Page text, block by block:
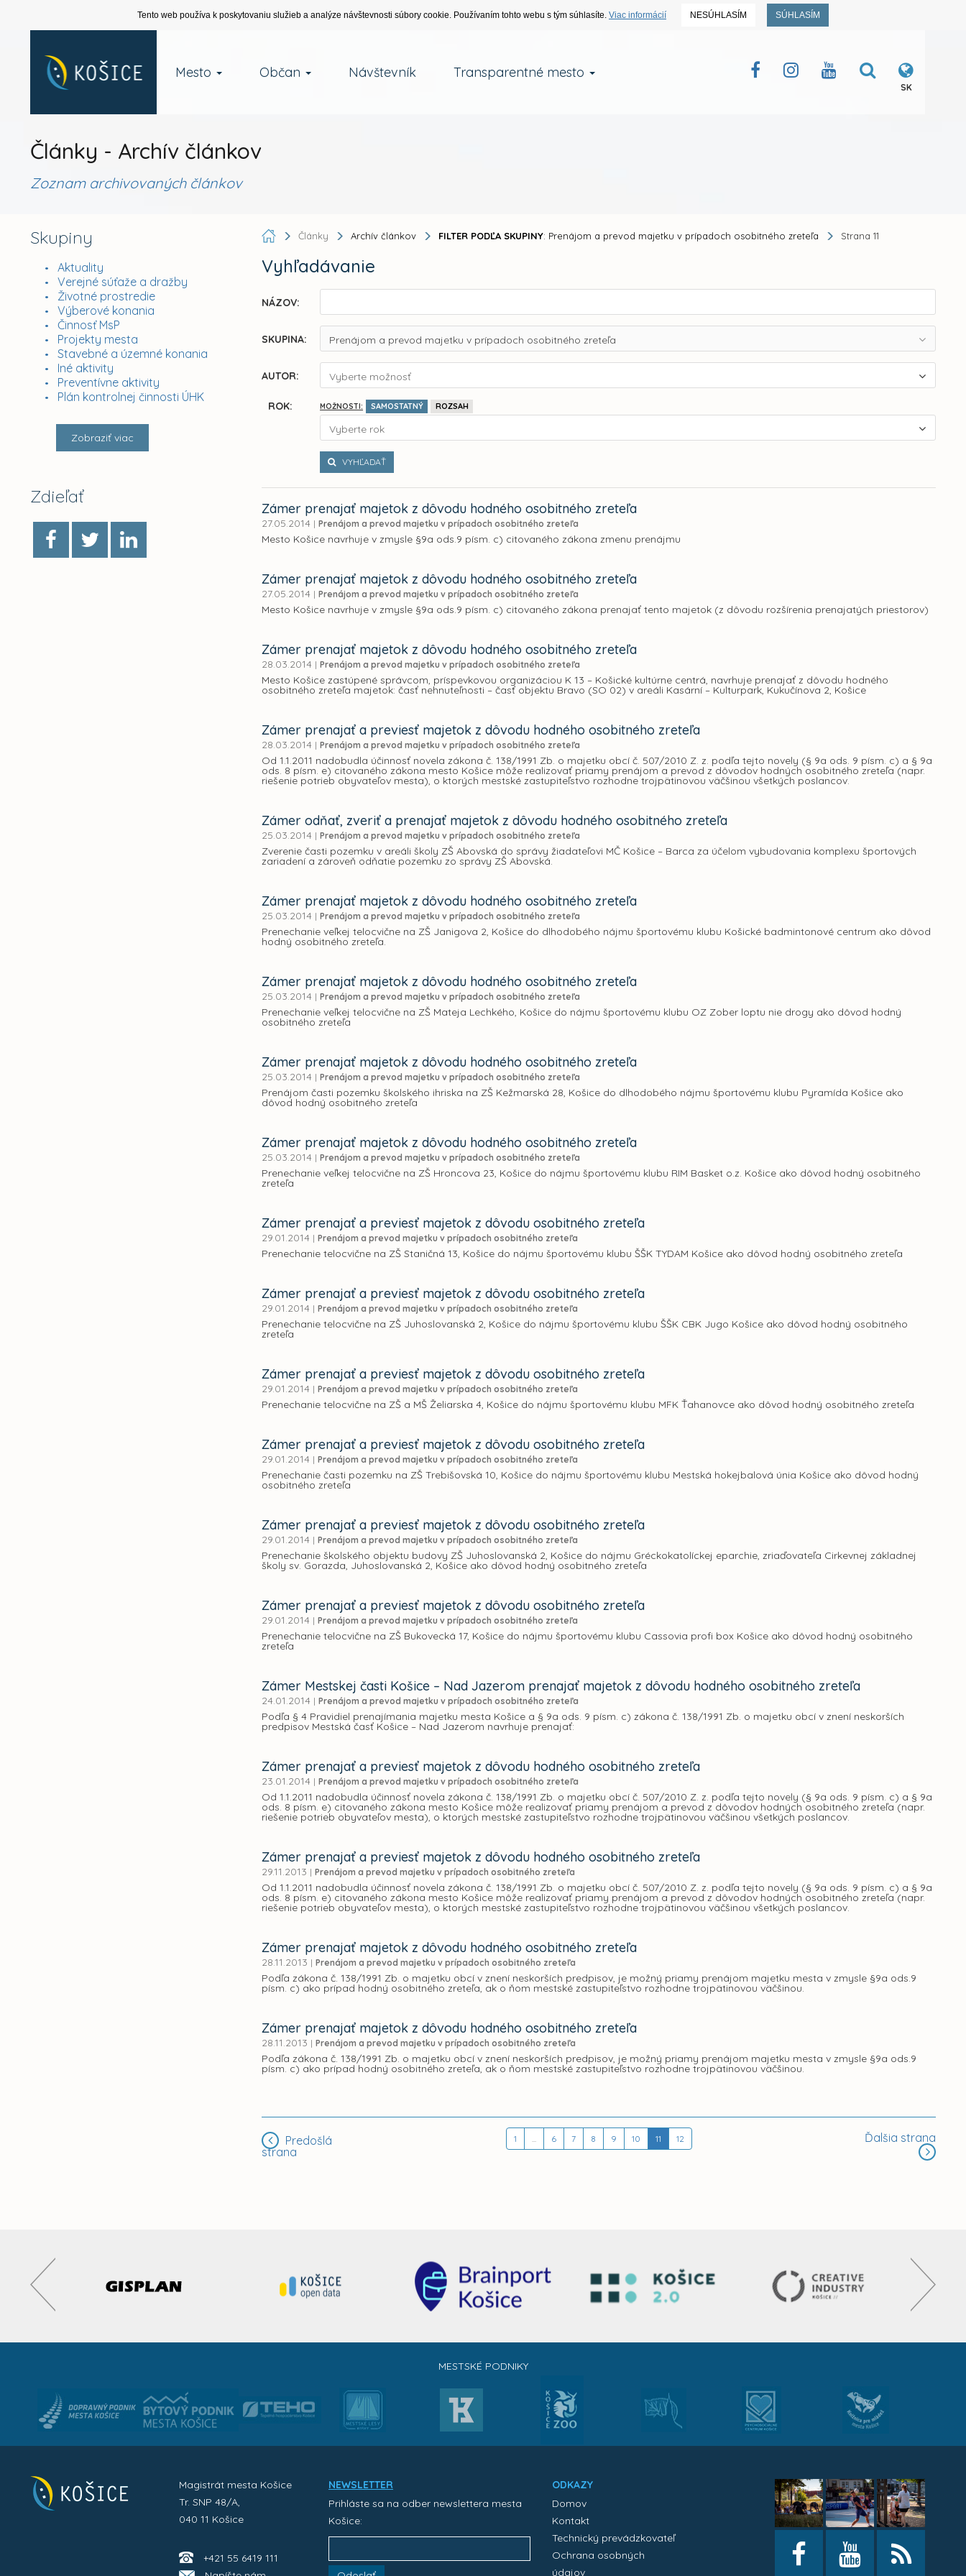
Tento web používa k poskytovaniu služieb a analýze návštevnosti súbory cookie. Používaním tohto webu s tým súhlasíte. Viac informácií NESÚHLASÍM SÚHLASÍM
Mesto Občan Návštevník Transparentné mesto
SK
Články - Archív článkov
Zoznam archivovaných článkov
Skupiny
Aktuality
Verejné súťaže a dražby
Životné prostredie
Výberové konania
Činnosť MsP
Projekty mesta
Stavebné a územné konania
Iné aktivity
Preventívne aktivity
Plán kontrolnej činnosti ÚHK
Zobraziť viac
Zdieľať
Články Archív článkov FILTER PODĽA SKUPINY: Prenájom a prevod majetku v prípadoch osobitného zreteľa Strana 11
Vyhľadávanie
NÁZOV:
SKUPINA: Prenájom a prevod majetku v prípadoch osobitného zreteľa
AUTOR: Vyberte možnosť
ROK: MOŽNOSTI: SAMOSTATNÝ ROZSAH
Vyberte rok
VYHĽADAŤ
Zámer prenajať majetok z dôvodu hodného osobitného zreteľa
27.05.2014 | Prenájom a prevod majetku v prípadoch osobitného zreteľa
Mesto Košice navrhuje v zmysle §9a ods.9 písm. c) citovaného zákona zmenu prenájmu
Zámer prenajať majetok z dôvodu hodného osobitného zreteľa
27.05.2014 | Prenájom a prevod majetku v prípadoch osobitného zreteľa
Mesto Košice navrhuje v zmysle §9a ods.9 písm. c) citovaného zákona prenajať tento majetok (z dôvodu rozšírenia prenajatých priestorov)
Zámer prenajať majetok z dôvodu hodného osobitného zreteľa
28.03.2014 | Prenájom a prevod majetku v prípadoch osobitného zreteľa
Mesto Košice zastúpené správcom, príspevkovou organizáciou K 13 – Košické kultúrne centrá, navrhuje prenajať z dôvodu hodného
osobitného zreteľa majetok: časť nehnuteľnosti – časť objektu Bravo (SO 02) v areáli Kasární – Kulturpark, Kukučínova 2, Košice
Zámer prenajať a previesť majetok z dôvodu hodného osobitného zreteľa
28.03.2014 | Prenájom a prevod majetku v prípadoch osobitného zreteľa
Od 1.1.2011 nadobudla účinnosť novela zákona č. 138/1991 Zb. o majetku obcí č. 507/2010 Z. z. podľa tejto novely (§ 9a ods. 9 písm. c) a § 9a
ods. 8 písm. e) citovaného zákona mesto Košice môže realizovať priamy prenájom a prevod z dôvodov hodných osobitného zreteľa (napr.
riešenie potrieb obyvateľov mesta), o ktorých mestské zastupiteľstvo rozhodne trojpätinovou väčšinou všetkých poslancov.
Zámer odňať, zveriť a prenajať majetok z dôvodu hodného osobitného zreteľa
25.03.2014 | Prenájom a prevod majetku v prípadoch osobitného zreteľa
Zverenie časti pozemku v areáli školy ZŠ Abovská do správy žiadateľovi MČ Košice – Barca za účelom vybudovania komplexu športových
zariadení a zároveň odňatie pozemku zo správy ZŠ Abovská.
Zámer prenajať majetok z dôvodu hodného osobitného zreteľa
25.03.2014 | Prenájom a prevod majetku v prípadoch osobitného zreteľa
Prenechanie veľkej telocvične na ZŠ Janigova 2, Košice do dlhodobého nájmu športovému klubu Košické badmintonové centrum ako dôvod
hodný osobitného zreteľa.
Zámer prenajať majetok z dôvodu hodného osobitného zreteľa
25.03.2014 | Prenájom a prevod majetku v prípadoch osobitného zreteľa
Prenechanie veľkej telocvične na ZŠ Mateja Lechkého, Košice do nájmu športovému klubu OZ Zober loptu nie drogy ako dôvod hodný
osobitného zreteľa
Zámer prenajať majetok z dôvodu hodného osobitného zreteľa
25.03.2014 | Prenájom a prevod majetku v prípadoch osobitného zreteľa
Prenájom časti pozemku školského ihriska na ZŠ Kežmarská 28, Košice do dlhodobého nájmu športovému klubu Pyramída Košice ako
dôvod hodný osobitného zreteľa
Zámer prenajať majetok z dôvodu hodného osobitného zreteľa
25.03.2014 | Prenájom a prevod majetku v prípadoch osobitného zreteľa
Prenechanie veľkej telocvične na ZŠ Hroncova 23, Košice do nájmu športovému klubu RIM Basket o.z. Košice ako dôvod hodný osobitného
zreteľa
Zámer prenajať a previesť majetok z dôvodu osobitného zreteľa
29.01.2014 | Prenájom a prevod majetku v prípadoch osobitného zreteľa
Prenechanie telocvične na ZŠ Staničná 13, Košice do nájmu športovému klubu ŠŠK TYDAM Košice ako dôvod hodný osobitného zreteľa
Zámer prenajať a previesť majetok z dôvodu osobitného zreteľa
29.01.2014 | Prenájom a prevod majetku v prípadoch osobitného zreteľa
Prenechanie telocvične na ZŠ Juhoslovanská 2, Košice do nájmu športovému klubu ŠŠK CBK Jugo Košice ako dôvod hodný osobitného
zreteľa
Zámer prenajať a previesť majetok z dôvodu osobitného zreteľa
29.01.2014 | Prenájom a prevod majetku v prípadoch osobitného zreteľa
Prenechanie telocvične na ZŠ a MŠ Želiarska 4, Košice do nájmu športovému klubu MFK Ťahanovce ako dôvod hodný osobitného zreteľa
Zámer prenajať a previesť majetok z dôvodu osobitného zreteľa
29.01.2014 | Prenájom a prevod majetku v prípadoch osobitného zreteľa
Prenechanie časti pozemku na ZŠ Trebišovská 10, Košice do nájmu športovému klubu Mestská hokejbalová únia Košice ako dôvod hodný
osobitného zreteľa
Zámer prenajať a previesť majetok z dôvodu osobitného zreteľa
29.01.2014 | Prenájom a prevod majetku v prípadoch osobitného zreteľa
Prenechanie školského objektu budovy ZŠ Juhoslovanská 2, Košice do nájmu Gréckokatolíckej eparchie, zriaďovateľa Cirkevnej základnej
školy sv. Gorazda, Juhoslovanská 2, Košice ako dôvod hodný osobitného zreteľa
Zámer prenajať a previesť majetok z dôvodu osobitného zreteľa
29.01.2014 | Prenájom a prevod majetku v prípadoch osobitného zreteľa
Prenechanie telocvične na ZŠ Bukovecká 17, Košice do nájmu športovému klubu Cassovia profi box Košice ako dôvod hodný osobitného
zreteľa
Zámer Mestskej časti Košice – Nad Jazerom prenajať majetok z dôvodu hodného osobitného zreteľa
24.01.2014 | Prenájom a prevod majetku v prípadoch osobitného zreteľa
Podľa § 4 Pravidiel prenajímania majetku mesta Košice a § 9a ods. 9 písm. c) zákona č. 138/1991 Zb. o majetku obcí v znení neskorších
predpisov Mestská časť Košice – Nad Jazerom navrhuje prenajať:
Zámer prenajať a previesť majetok z dôvodu hodného osobitného zreteľa
23.01.2014 | Prenájom a prevod majetku v prípadoch osobitného zreteľa
Od 1.1.2011 nadobudla účinnosť novela zákona č. 138/1991 Zb. o majetku obcí č. 507/2010 Z. z. podľa tejto novely (§ 9a ods. 9 písm. c) a § 9a
ods. 8 písm. e) citovaného zákona mesto Košice môže realizovať priamy prenájom a prevod z dôvodov hodných osobitného zreteľa (napr.
riešenie potrieb obyvateľov mesta), o ktorých mestské zastupiteľstvo rozhodne trojpätinovou väčšinou všetkých poslancov.
Zámer prenajať a previesť majetok z dôvodu hodného osobitného zreteľa
29.11.2013 | Prenájom a prevod majetku v prípadoch osobitného zreteľa
Od 1.1.2011 nadobudla účinnosť novela zákona č. 138/1991 Zb. o majetku obcí č. 507/2010 Z. z. podľa tejto novely (§ 9a ods. 9 písm. c) a § 9a
ods. 8 písm. e) citovaného zákona mesto Košice môže realizovať priamy prenájom a prevod z dôvodov hodných osobitného zreteľa (napr.
riešenie potrieb obyvateľov mesta), o ktorých mestské zastupiteľstvo rozhodne trojpätinovou väčšinou všetkých poslancov.
Zámer prenajať majetok z dôvodu hodného osobitného zreteľa
28.11.2013 | Prenájom a prevod majetku v prípadoch osobitného zreteľa
Podľa zákona č. 138/1991 Zb. o majetku obcí v znení neskorších predpisov, je možný priamy prenájom majetku mesta v zmysle §9a ods.9
písm. c) ako prípad hodný osobitného zreteľa, ak o ňom mestské zastupiteľstvo rozhodne trojpätinovou väčšinou.
Zámer prenajať majetok z dôvodu hodného osobitného zreteľa
28.11.2013 | Prenájom a prevod majetku v prípadoch osobitného zreteľa
Podľa zákona č. 138/1991 Zb. o majetku obcí v znení neskorších predpisov, je možný priamy prenájom majetku mesta v zmysle §9a ods.9
písm. c) ako prípad hodný osobitného zreteľa, ak o ňom mestské zastupiteľstvo rozhodne trojpätinovou väčšinou.
Predošlá
strana
1 ... 6 7 8 9 10 11 12 Ďalšia strana
MESTSKÉ PODNIKY
Magistrát mesta Košice
Tr. SNP 48/A,
040 11 Košice
+421 55 6419 111
NEWSLETTER
Prihláste sa na odber newslettera mesta
Košice:
ODKAZY
Domov
Kontakt
Technický prevádzkovateľ
Ochrana osobných
údajov